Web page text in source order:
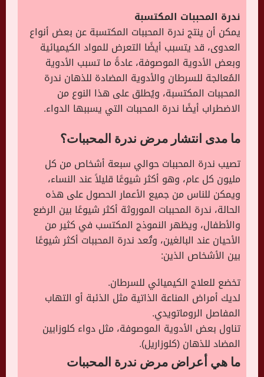
ندرة المحببات المكتسبة
يمكن أن ينتج ندرة المحببات المكتسبة عن بعض أنواع
العدوى، قد يتسبب أيضًا التعرض للمواد الكيميائية
وبعض الأدوية الموصوفة، عادةً ما تسبب الأدوية
المُعالجة للسرطان والأدوية المضادة للذهان ندرة
المحببات المكتسبة، ويُطلق على هذا النوع من
الاضطراب أيضًا ندرة المحببات التي يسببها الدواء.
ما مدى انتشار مرض ندرة المحببات؟
تصيب ندرة المحببات حوالي سبعة أشخاص من كل
مليون كل عام، وهو أكثر شيوعًا قليلاً عند النساء،
ويمكن للناس من جميع الأعمار الحصول على هذه
الحالة، ندرة المحببات الموروثة أكثر شيوعًا بين الرضع
والأطفال، ويظهر النموذج المكتسب في كثير من
الأحيان عند البالغين، وتُعد ندرة المحببات أكثر شيوعًا
بين الأشخاص الذين:
تخضع للعلاج الكيميائي للسرطان.
لديك أمراض المناعة الذاتية مثل الذئبة أو التهاب
المفاصل الروماتويدي.
تناول بعض الأدوية الموصوفة، مثل دواء كلوزابين
المضاد للذهان (كلوزاريل).
ما هي أعراض مرض ندرة المحببات